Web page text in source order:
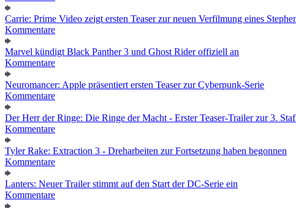
Carrie: Prime Video zeigt ersten Teaser zur neuen Verfilmung eines
Kommentare
Marvel kündigt Black Panther 3 und Ghost Rider offiziell an
Kommentare
Neuromancer: Apple präsentiert ersten Teaser zur Cyberpunk-Serie
Kommentare
Der Herr der Ringe: Die Ringe der Macht - Erster Teaser-Trailer zur 3.
Kommentare
Tyler Rake: Extraction 3 - Dreharbeiten zur Fortsetzung haben begonnen
Kommentare
Lanters: Neuer Trailer stimmt auf den Start der DC-Serie ein
Kommentare